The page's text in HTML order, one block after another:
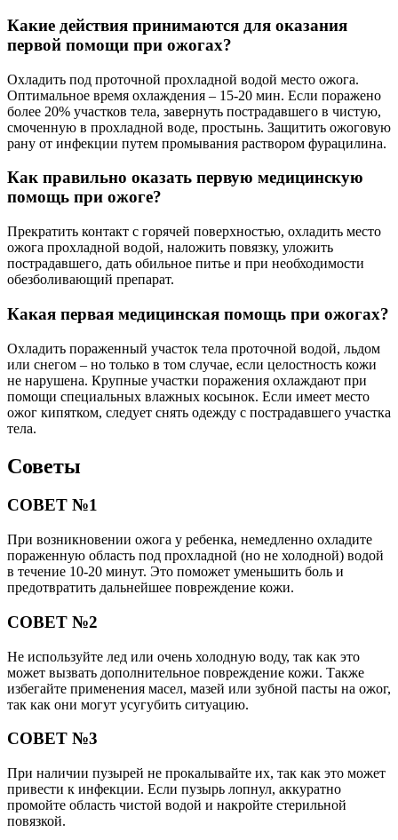
Какие действия принимаются для оказания
первой помощи при ожогах?
Охладить под проточной прохладной водой место ожога.
Оптимальное время охлаждения – 15-20 мин. Если поражено
более 20% участков тела, завернуть пострадавшего в чистую,
смоченную в прохладной воде, простынь. Защитить ожоговую
рану от инфекции путем промывания раствором фурацилина.
Как правильно оказать первую медицинскую
помощь при ожоге?
Прекратить контакт с горячей поверхностью, охладить место
ожога прохладной водой, наложить повязку, уложить
пострадавшего, дать обильное питье и при необходимости
обезболивающий препарат.
Какая первая медицинская помощь при ожогах?
Охладить пораженный участок тела проточной водой, льдом
или снегом – но только в том случае, если целостность кожи
не нарушена. Крупные участки поражения охлаждают при
помощи специальных влажных косынок. Если имеет место
ожог кипятком, следует снять одежду с пострадавшего участка
тела.
Советы
СОВЕТ №1
При возникновении ожога у ребенка, немедленно охладите
пораженную область под прохладной (но не холодной) водой
в течение 10-20 минут. Это поможет уменьшить боль и
предотвратить дальнейшее повреждение кожи.
СОВЕТ №2
Не используйте лед или очень холодную воду, так как это
может вызвать дополнительное повреждение кожи. Также
избегайте применения масел, мазей или зубной пасты на ожог,
так как они могут усугубить ситуацию.
СОВЕТ №3
При наличии пузырей не прокалывайте их, так как это может
привести к инфекции. Если пузырь лопнул, аккуратно
промойте область чистой водой и накройте стерильной
повязкой.